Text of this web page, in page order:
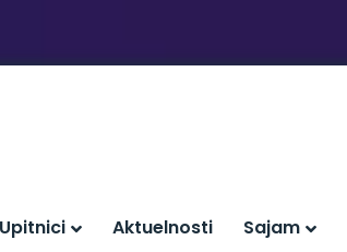
Upitnici Aktuelnosti Sajam